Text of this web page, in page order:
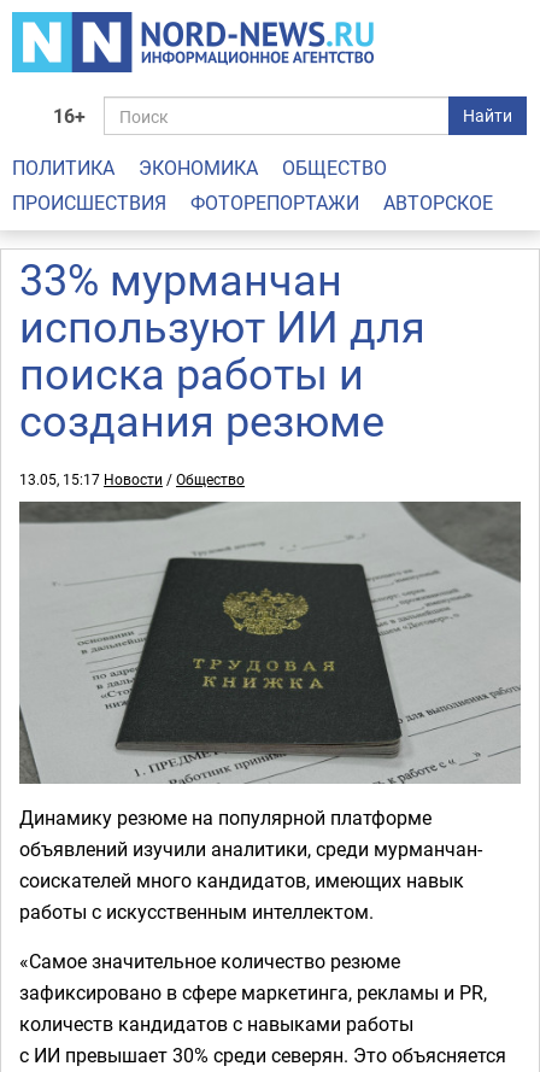
16+ Найти
ПОЛИТИКА ЭКОНОМИКА
ОБЩЕСТВО
ПРОИСШЕСТВИЯ
ФОТОРЕПОРТАЖИ АВТОРСКОЕ
33% мурманчан
используют ИИ для
поиска работы и
создания резюме
13.05, 15:17 Новости /Общество
Динамику резюме на популярной платформе
объявлений изучили аналитики, среди мурманчан-
соискателей много кандидатов, имеющих навык
работы с искусственным интеллектом.
«Самое значительное количество резюме
зафиксировано в сфере маркетинга, рекламы и PR,
количеств кандидатов с навыками работы
с ИИ превышает 30% среди северян. Это объясняется